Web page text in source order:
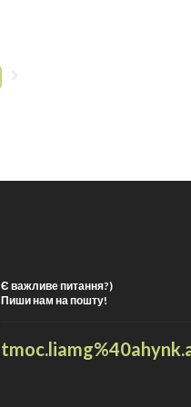
Є важливе питання?)
Пиши нам на пошту!
t